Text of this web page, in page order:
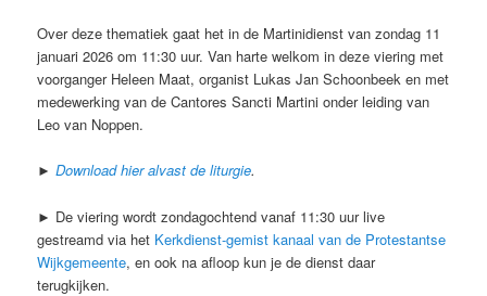
Over deze thematiek gaat het in de Martinidienst van zondag 11
januari 2026 om 11:30 uur. Van harte welkom in deze viering met
voorganger Heleen Maat, organist Lukas Jan Schoonbeek en met
medewerking van de Cantores Sancti Martini onder leiding van
Leo van Noppen.
►Download hier alvast de liturgie.
► De viering wordt zondagochtend vanaf 11:30 uur live
gestreamd via het Kerkdienst-gemist kanaal van de Protestantse
Wijkgemeente, en ook na afloop kun je de dienst daar
terugkijken.